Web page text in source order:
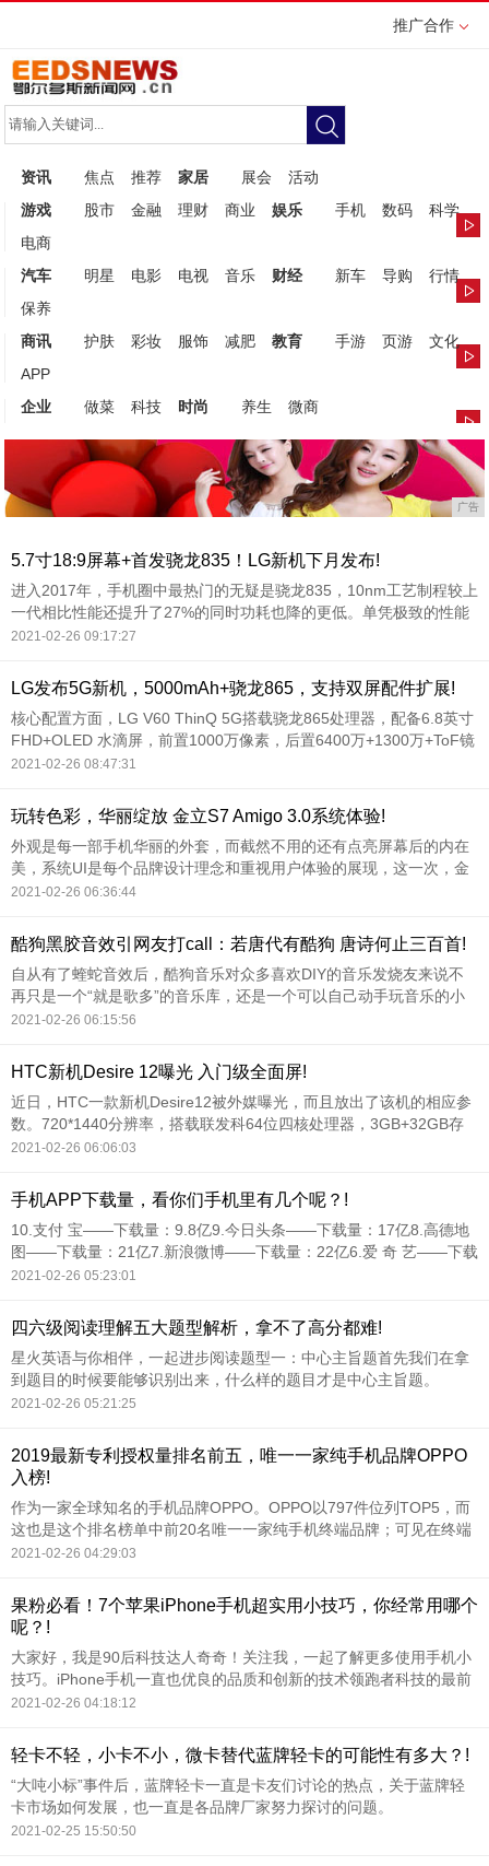
推广合作
资讯 焦点 推荐 家居 展会
活动
游戏
股市 金融 理财 商业 娱乐 手机 数码
科学
电商
汽车
明星 电影 电视 音乐 财经 新车 导购
行情
保养
商讯
护肤 彩妆 服饰 减肥 教育 手游 页游
文化
APP
企业
做菜 科技 时尚 养生 微商
广告
5.7寸18:9屏幕+首发骁龙835！LG新机下月发布!
进入2017年，手机圈中最热门的无疑是骁龙835，10nm工艺制程较上
一代相比性能还提升了27%的同时功耗也降的更低。单凭极致的性能
就已经让大家兴奋不已，就是不知谁能拿到首发。
2021-02-26 09:17:27
LG发布5G新机，5000mAh+骁龙865，支持双屏配件扩展!
核心配置方面，LG V60 ThinQ 5G搭载骁龙865处理器，配备6.8英寸
FHD+OLED 水滴屏，前置1000万像素，后置6400万+1300万+ToF镜
头三摄组合，内置5000mAh电池，8G+128G存储组合，支持屏下指
2021-02-26 08:47:31
玩转色彩，华丽绽放 金立S7 Amigo 3.0系统体验!
外观是每一部手机华丽的外套，而截然不用的还有点亮屏幕后的内在
美，系统UI是每个品牌设计理念和重视用户体验的展现，这一次，金
立S7搭载基于Android 5.0的全新Amigo 3.
2021-02-26 06:36:44
酷狗黑胶音效引网友打call：若唐代有酷狗 唐诗何止三百首!
自从有了蝰蛇音效后，酷狗音乐对众多喜欢DIY的音乐发烧友来说不
再只是一个“就是歌多”的音乐库，还是一个可以自己动手玩音乐的小
天地。
2021-02-26 06:15:56
HTC新机Desire 12曝光 入门级全面屏!
近日，HTC一款新机Desire12被外媒曝光，而且放出了该机的相应参
数。720*1440分辨率，搭载联发科64位四核处理器，3GB+32GB存
储，支持2TB扩展。
2021-02-26 06:06:03
手机APP下载量，看你们手机里有几个呢？!
10.支付 宝——下载量：9.8亿9.今日头条——下载量：17亿8.高德地
图——下载量：21亿7.新浪微博——下载量：22亿6.爱 奇 艺——下载
量：24亿5.百 度——下载量：25亿4.淘 宝——下载量：26亿3.腾讯视
2021-02-26 05:23:01
四六级阅读理解五大题型解析，拿不了高分都难!
星火英语与你相伴，一起进步阅读题型一：中心主旨题首先我们在拿
到题目的时候要能够识别出来，什么样的题目才是中心主旨题。
2021-02-26 05:21:25
2019最新专利授权量排名前五，唯一一家纯手机品牌OPPO
入榜!
作为一家全球知名的手机品牌OPPO。OPPO以797件位列TOP5，而
这也是这个排名榜单中前20名唯一一家纯手机终端品牌；可见在终端
手机领域。
2021-02-26 04:29:03
果粉必看！7个苹果iPhone手机超实用小技巧，你经常用哪个
呢？!
大家好，我是90后科技达人奇奇！关注我，一起了解更多使用手机小
技巧。iPhone手机一直也优良的品质和创新的技术领跑者科技的最前
端，同时他拥有着独一无二的流畅系统，也是吸引着众多粉丝群体。
2021-02-26 04:18:12
轻卡不轻，小卡不小，微卡替代蓝牌轻卡的可能性有多大？!
“大吨小标”事件后，蓝牌轻卡一直是卡友们讨论的热点，关于蓝牌轻
卡市场如何发展，也一直是各品牌厂家努力探讨的问题。
2021-02-25 15:50:50